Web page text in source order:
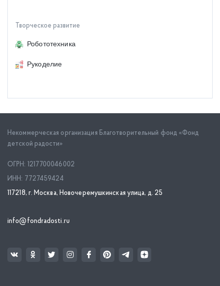
Творческое развитие
Робототехника
Рукоделие
Некоммерческая организация Благотворительный фонд «Фонд
детской радости»
ОГРН: 1217700046002
ИНН: 7727459424
117218, г. Москва, Новочеремушкинская улица, д. 25
info@fondradosti.ru